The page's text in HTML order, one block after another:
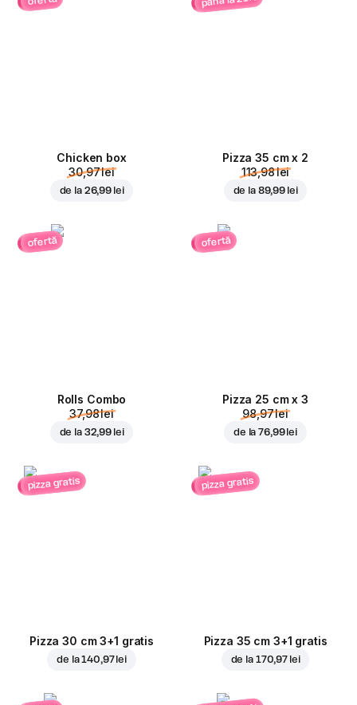
Chicken box
30,97 lei
de la 26,99 lei
Pizza 35 cm x 2
113,98 lei
de la 89,99 lei
ofertă
Rolls Combo
37,98 lei
de la 32,99 lei
ofertă
Pizza 25 cm x 3
98,97 lei
de la76,99 lei
pizza gratis
Pizza 30 cm 3+1 gratis
de la140,97 lei
pizza gratis
Pizza 35 cm 3+1 gratis
de la 170,97 lei